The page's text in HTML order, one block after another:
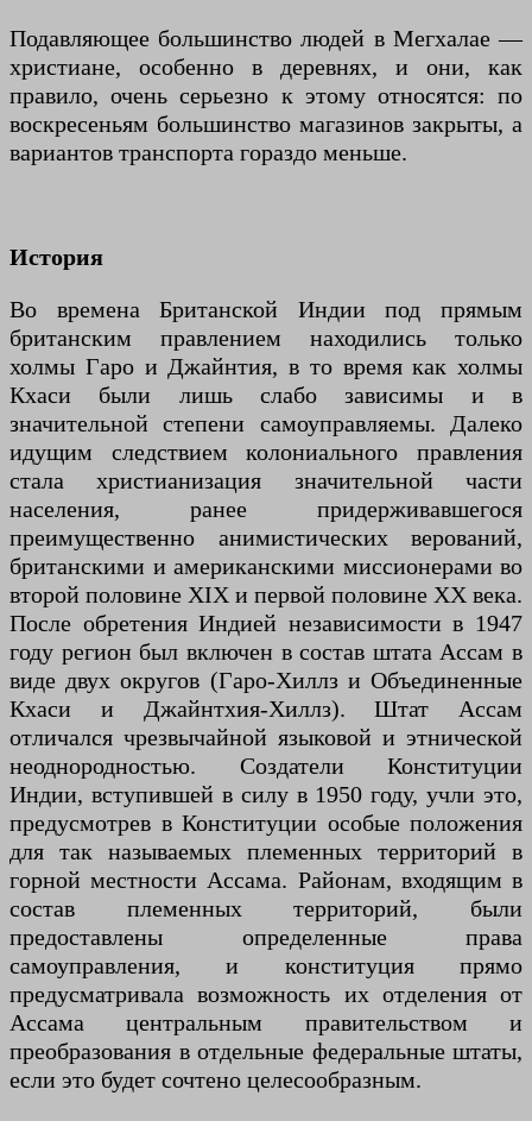
Подавляющее большинство людей в Мегхалае —
христиане, особенно в деревнях, и они, как
правило, очень серьезно к этому относятся: по
воскресеньям большинство магазинов закрыты, а
вариантов транспорта гораздо меньше.
История
Во времена Британской Индии под прямым
британским правлением находились только
холмы Гаро и Джайнтия, в то время как холмы
Кхаси были лишь слабо зависимы и в
значительной степени самоуправляемы. Далеко
идущим следствием колониального правления
стала христианизация значительной части
населения, ранее придерживавшегося
преимущественно анимистических верований,
британскими и американскими миссионерами во
второй половине XIX и первой половине XX века.
После обретения Индией независимости в 1947
году регион был включен в состав штата Ассам в
виде двух округов (Гаро-Хиллз и Объединенные
Кхаси и Джайнтхия-Хиллз). Штат Ассам
отличался чрезвычайной языковой и этнической
неоднородностью. Создатели Конституции
Индии, вступившей в силу в 1950 году, учли это,
предусмотрев в Конституции особые положения
для так называемых племенных территорий в
горной местности Ассама. Районам, входящим в
состав племенных территорий, были
предоставлены определенные права
самоуправления, и конституция прямо
предусматривала возможность их отделения от
Ассама центральным правительством и
преобразования в отдельные федеральные штаты,
если это будет сочтено целесообразным.